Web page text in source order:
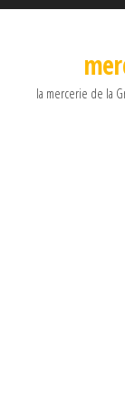
la mercerie de la